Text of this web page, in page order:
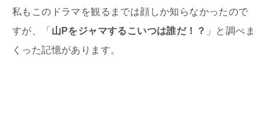
私もこのドラマを観るまでは顔しか知らなかったので
すが、「 山Pをジャマするこいつは誰だ！？ 」と調べま
くった記憶があります。